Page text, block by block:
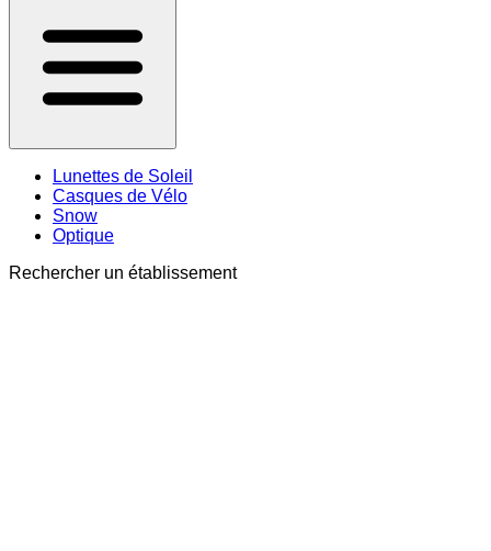
Lunettes de Soleil
Casques de Vélo
Snow
Optique
Rechercher un établissement